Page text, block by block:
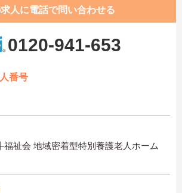
人に電話で問い合わせる
0120-941-653
番号
福祉会 地域密着型特別養護老人ホーム